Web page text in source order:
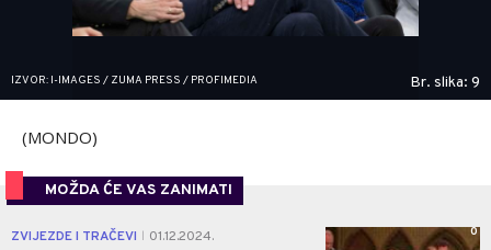
IZVOR: I-IMAGES / ZUMA PRESS / PROFIMEDIA Br. slika: 9
(MONDO)
MOŽDA ĆE VAS ZANIMATI
ZVIJEZDE I TRAČEVI 01.12.2024. 0